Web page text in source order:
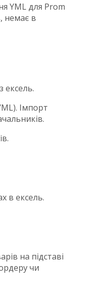
YML для Prom
немає в
ексель.
Імпорт
в ексель.
на підставі
чи